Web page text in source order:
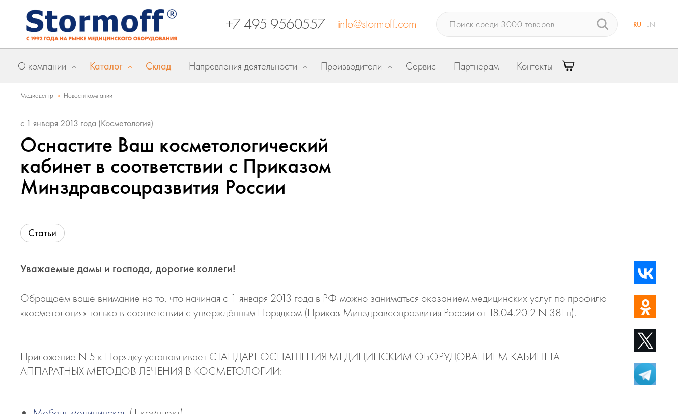
+7 495 9560557 info@stormoff.com RU EN
О компании Каталог Склад Направления деятельности Производители Сервис Партнерам Контакты
Медиацентр » Новости компании
с 1 января 2013 года (Косметология)
Оснастите Ваш косметологический
кабинет в соответствии с Приказом
Минздравсоцразвития России
Статьи
Уважаемые дамы и господа, дорогие коллеги!
Обращаем ваше внимание на то, что начиная с 1 января 2013 года в РФ можно заниматься оказанием медицинских услуг по профилю
«косметология» только в соответствии с утверждённым Порядком (Приказ Минздравсоцразвития России от 18.04.2012 N 381н).
Приложение N 5 к Порядку устанавливает СТАНДАРТ ОСНАЩЕНИЯ МЕДИЦИНСКИМ ОБОРУДОВАНИЕМ КАБИНЕТА
АППАРАТНЫХ МЕТОДОВ ЛЕЧЕНИЯ В КОСМЕТОЛОГИИ: